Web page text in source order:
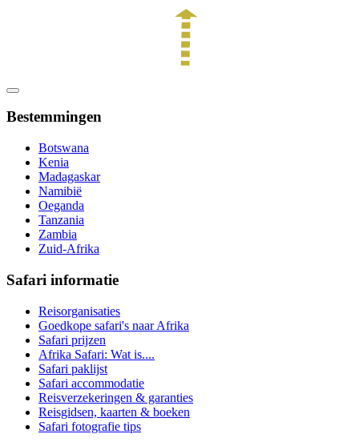
Bestemmingen
Botswana
Kenia
Madagaskar
Namibië
Oeganda
Tanzania
Zambia
Zuid-Afrika
Safari informatie
Reisorganisaties
Goedkope safari's naar Afrika
Safari prijzen
Afrika Safari: Wat is....
Safari paklijst
Safari accommodatie
Reisverzekeringen & garanties
Reisgidsen, kaarten & boeken
Safari fotografie tips